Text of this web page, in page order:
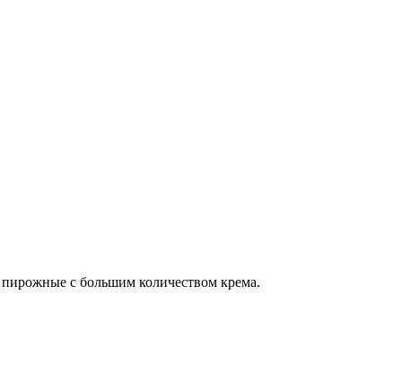
с большим количеством крема.